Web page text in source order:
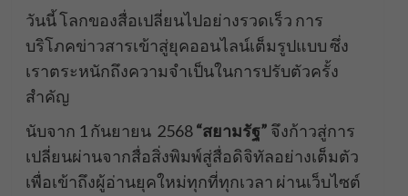
วันนี้ โลกของสื่อเปลี่ยนไปอย่างรวดเร็ว การ
บริโภคข่าวสารเข้าสู่ยุคออนไลน์เต็มรูปแบบ ซึ่ง
เราตระหนักถึงความจำเป็นในการปรับตัวครั้ง
สำคัญ
นับจาก 1 กันยายน 2568“สยามรัฐ” จึงก้าวสู่การ
เปลี่ยนผ่านจากสื่อสิ่งพิมพ์สู่สื่อดิจิทัลอย่างเต็มตัว
เพื่อเข้าถึงผู้อ่านยุคใหม่ทุกที่ทุกเวลา ผ่านเว็บไซต์